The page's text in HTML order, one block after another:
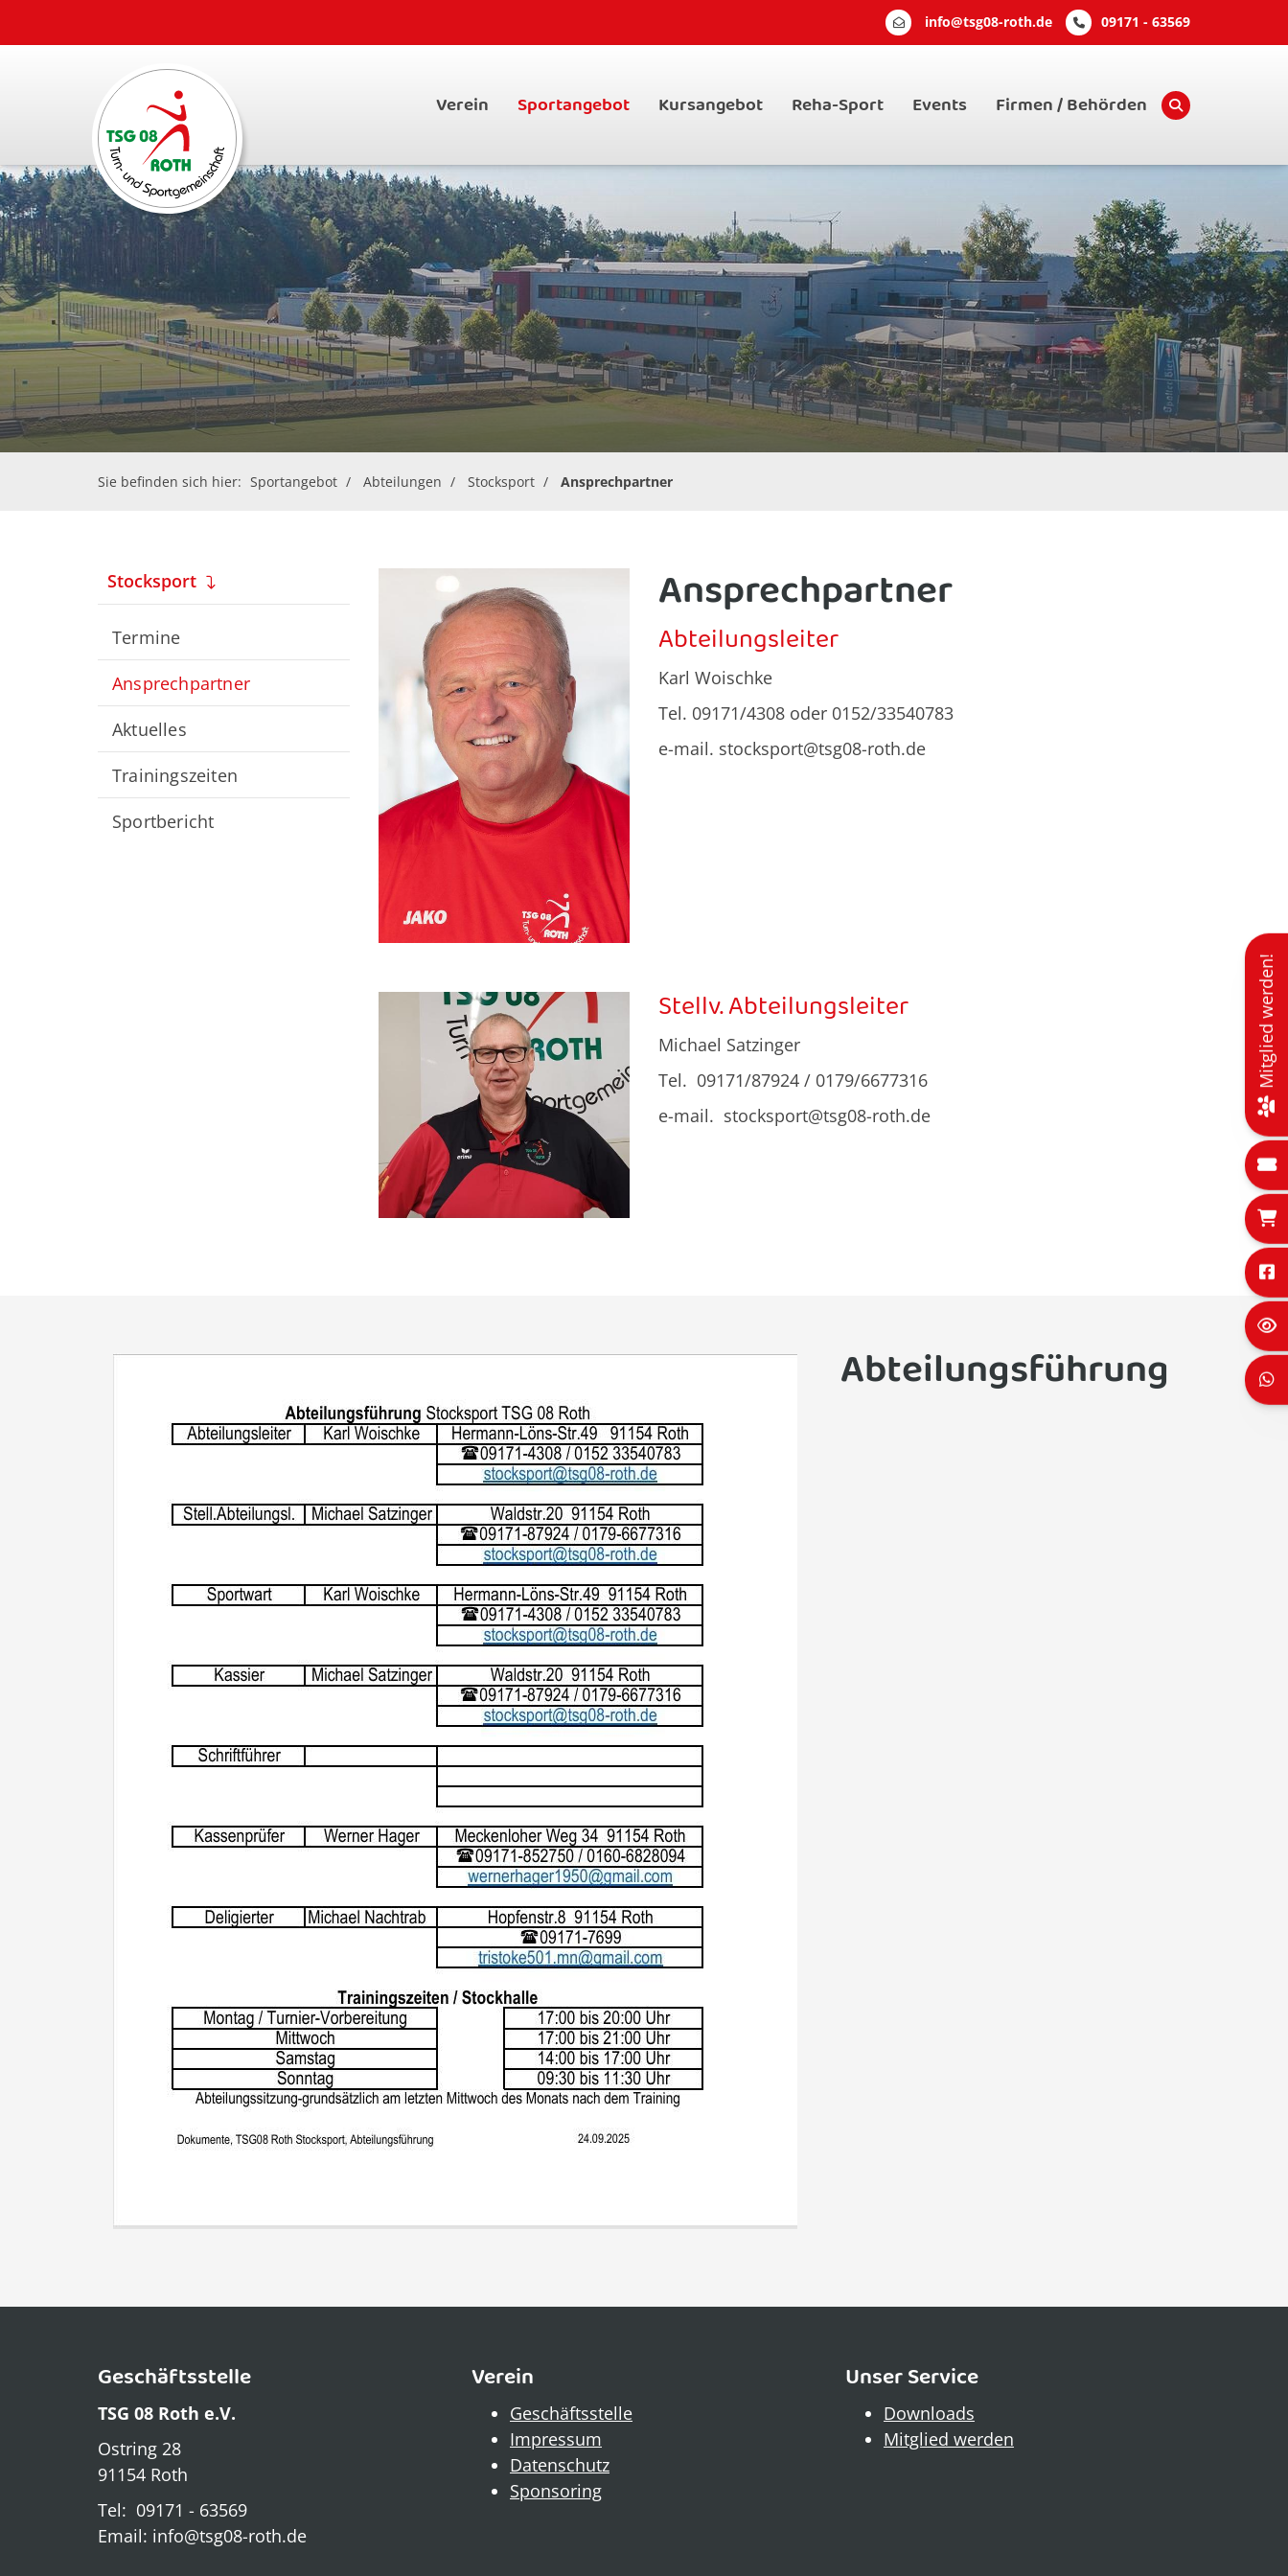
info@tsg08-roth.de 09171 - 63569
Verein Sportangebot Kursangebot Reha-Sport Events Firmen / Behörden
Sie befinden sich hier: Sportangebot Abteilungen Stocksport Ansprechpartner
Ansprechpartner
Abteilungsleiter
Karl Woischke
Tel. 09171/4308 oder 0152/33540783
e-mail. stocksport@tsg08-roth.de
Stellv. Abteilungsleiter
Michael Satzinger
Tel. 09171/87924 / 0179/6677316
e-mail. stocksport@tsg08-roth.de
Stocksport
Termine
Ansprechpartner
Aktuelles
Trainingszeiten
Sportbericht
Abteilungsführung
Geschäftsstelle
TSG 08 Roth e.V.
Ostring 28
91154 Roth
Tel: 09171 - 63569
Email: info@tsg08-roth.de
Verein
Geschäftsstelle
Impressum
Datenschutz
Sponsoring
Unser Service
Downloads
Mitglied werden
Mitglied werden!